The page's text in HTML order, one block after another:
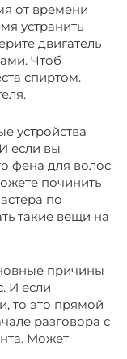
от времени
устранить
двигатель
Чтоб
спиртом.
устройства
если вы
фена для волос
починить
по
такие вещи на
причины
И если
то это прямой
разговора с
Может